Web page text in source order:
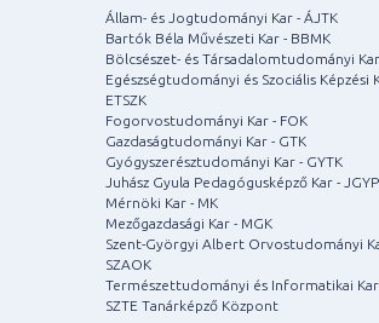
Állam- és Jogtudományi Kar - ÁJTK
Bartók Béla Művészeti Kar - BBMK
Bölcsészet- és Társadalomtudományi
Egészségtudományi és Szociális Képzési
ETSZK
Fogorvostudományi Kar - FOK
Gazdaságtudományi Kar - GTK
Gyógyszerésztudományi Kar - GYTK
Juhász Gyula Pedagógusképző Kar -
Mérnöki Kar - MK
Mezőgazdasági Kar - MGK
Szent-Györgyi Albert Orvostudományi
SZAOK
Természettudományi és Informatikai Kar
SZTE Tanárképző Központ